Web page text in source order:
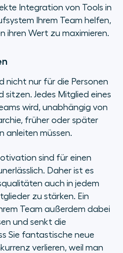
Integration von Tools in
Ihrem Team helfen,
ihren Wert zu maximieren.
nicht nur für die Personen
sitzen. Jedes Mitglied eines
wird, unabhängig von
früher oder später
anleiten müssen.
sind für einen
Daher ist es
auch in jedem
zu stärken. Ein
Team außerdem dabei
und senkt die
Sie fantastische neue
verlieren, weil man